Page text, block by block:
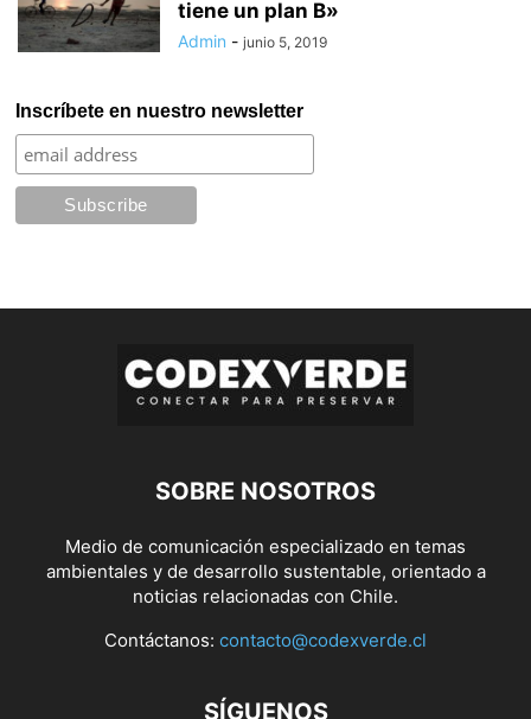
tiene un plan B»
Admin - junio 5, 2019
Inscríbete en nuestro newsletter
SOBRE NOSOTROS
Medio de comunicación especializado en temas
ambientales y de desarrollo sustentable, orientado a
noticias relacionadas con Chile.
Contáctanos: contacto@codexverde.cl
SÍGUENOS